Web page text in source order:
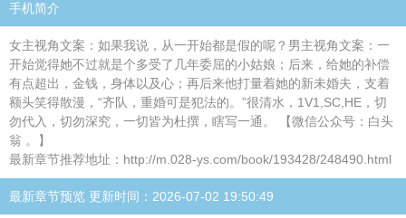
手机简介
女主视角文案：如果我说，从一开始都是假的呢？男主视角文案：一
开始觉得她不过就是个多受了几年委屈的小姑娘；后来，给她的补偿
有点超出，金钱，身体以及心；再后来他打量着她的新未婚夫，支着
额头笑得散漫，“齐队，重婚可是犯法的。”很清水，1V1,SC,HE，切
勿代入，切勿深究，一切皆为杜撰，瞎写一通。 【微信公众号：白头
翁 。】
最新章节推荐地址：http://m.028-ys.com/book/193428/248490.html
最新章节预览 更新时间：2026-07-02 19:50:49